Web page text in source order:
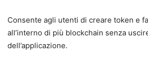
Consente agli utenti di creare token e
all’interno di più blockchain senza
dell’applicazione.